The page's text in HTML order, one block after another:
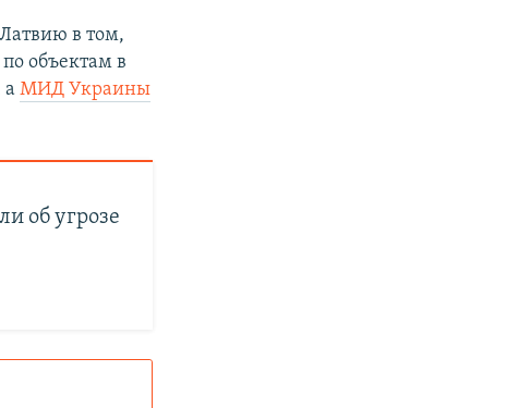
в том,
объектам в
аМИД Украины
об угрозе